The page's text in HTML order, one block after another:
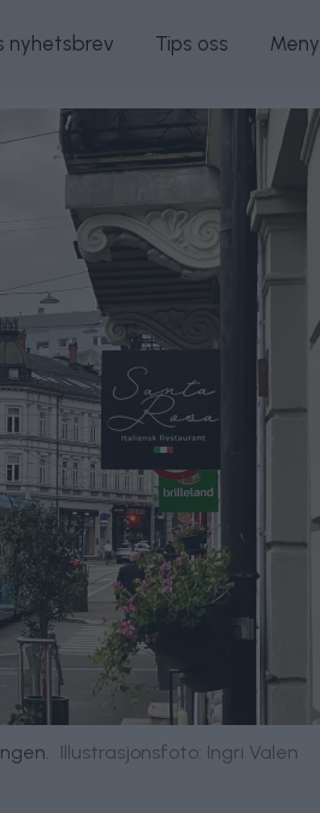
nyhetsbrev Tips oss Meny
Illustrasjonsfoto: Ingri Valen